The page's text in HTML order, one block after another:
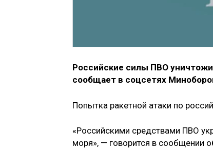
Российские силы ПВО
сообщает в соцсетях
Попытка ракетной атаки по
«Российскими средствами ПВО
моря», — говорится в сообщении